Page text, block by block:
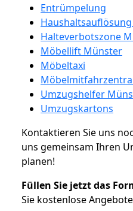
Entrümpelung
Halteverbotszone
Möbellift Münster
Möbeltaxi
Umzugshelfer
Umzugskartons
Kontaktieren Sie uns
uns gemeinsam Ihren
planen!
Füllen Sie jetzt das
Sie kostenlose